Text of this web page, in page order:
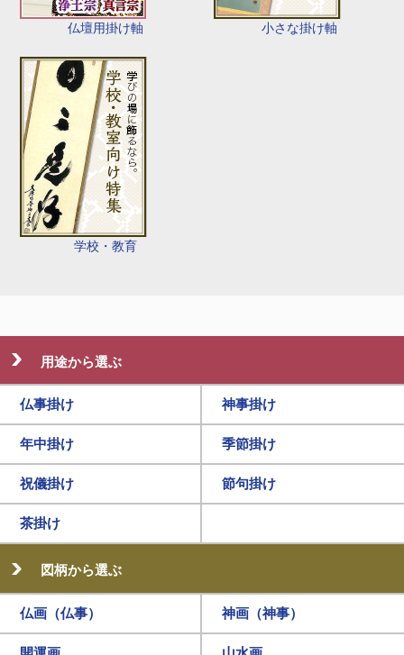
仏壇用掛け軸 小さな掛け軸
学校・教育
用途から選ぶ
仏事掛け 神事掛け
年中掛け 季節掛け
祝儀掛け 節句掛け
茶掛け
図柄から選ぶ
仏画（仏事） 神画（神事）